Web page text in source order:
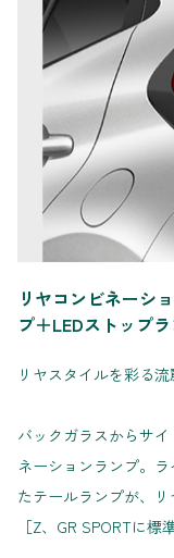
リヤコンビネーシ
プ＋LEDストップ
リヤスタイルを彩る流
バックガラスからサ
ネーションランプ。
たテールランプが、リ
［Z、GR SPORTに標